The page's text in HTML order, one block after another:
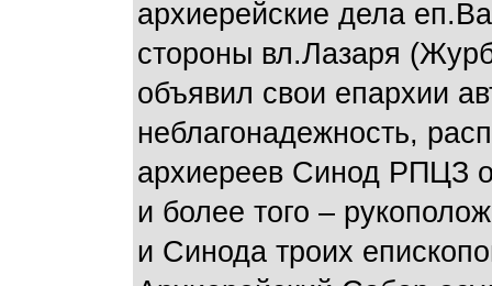
архиерейские дела
стороны вл.Лазаря
объявил свои епархии
неблагонадежность,
архиереев Синод РПЦЗ
и более того –
и Синода троих